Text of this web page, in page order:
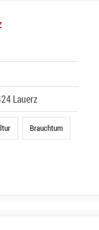
Lauerz
Brauchtum